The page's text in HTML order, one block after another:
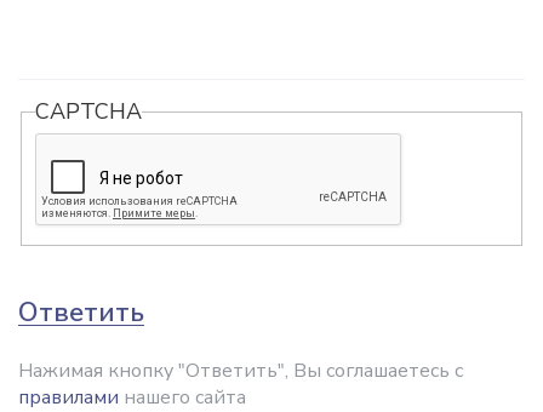
CAPTCHA
Ответить
Нажимая кнопку "Ответить", Вы соглашаетесь с
правилами нашего сайта